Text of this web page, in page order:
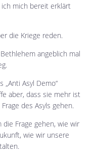
mich bereit erklärt
die Kriege reden.
angeblich mal
Asyl Demo“
aber, dass sie mehr ist
des Asyls gehen.
Frage gehen, wie wir
wie wir unsere